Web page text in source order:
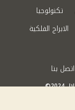
تكنولوجيا
الابراج الفلكية
اتصل بنا